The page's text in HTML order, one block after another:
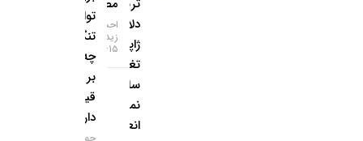
تریلیون
دلاری
ژاپن
تغییر
ساختار
نمی‌دهد؛
انعطاف
مصنوعی
احسان
زیدآبادی
۱۵-۰۵-۱۴۰۵
توافق
تنگه هرمز
چه تاثیری
بر
قیمت‌ها
دارد؟